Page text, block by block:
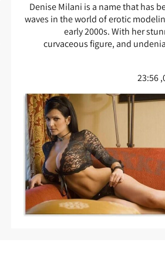
Denise Milani is a name that has
waves in the world of erotic
early 2000s. With her
curvaceous figure, and